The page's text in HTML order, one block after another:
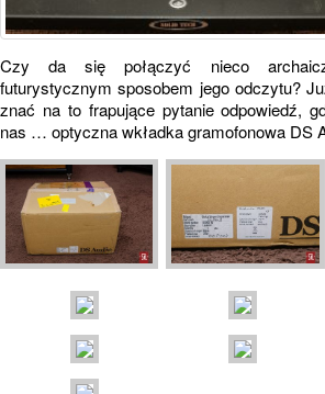
Czy da się połączyć nieco
futurystycznym sposobem jego odczytu?
znać na to frapujące pytanie odpowiedź,
nas … optyczna wkładka gramofonowa DS